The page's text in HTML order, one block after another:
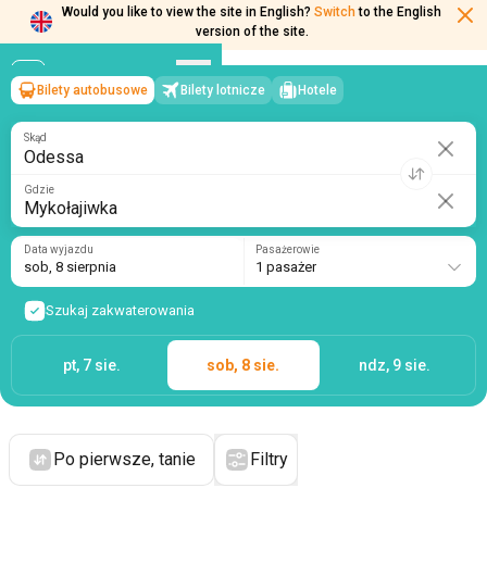
Would you like to view the site in English? Switch to the English
version of the site.
Odessa→Mykołajiwka
sob, 8 sierpnia/1 pasażer
Bilety autobusowe Bilety lotnicze Hotele
Skąd
Gdzie
Data wyjazdu
sob, 8 sierpnia
Pasażerowie
1 pasażer
Szukaj zakwaterowania
pt, 7 sie. sob, 8 sie. ndz, 9 sie.
Po pierwsze, tanie Filtry